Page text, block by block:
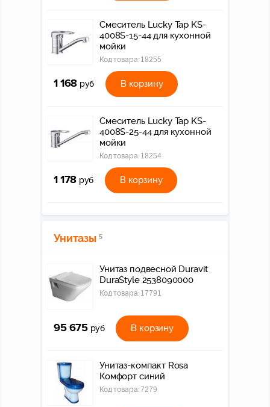
Смеситель Lucky Tap KS-
4008S-15-44 для кухонной
мойки
Код товара: 18255
1 168 руб В корзину
Смеситель Lucky Tap KS-
4008S-25-44 для кухонной
мойки
Код товара: 18254
1 178 руб В корзину
Унитазы 5
Унитаз подвесной Duravit
DuraStyle 2538090000
Код товара: 17791
95 675 руб В корзину
Унитаз-компакт Rosa
Комфорт синий
Код товара:7279